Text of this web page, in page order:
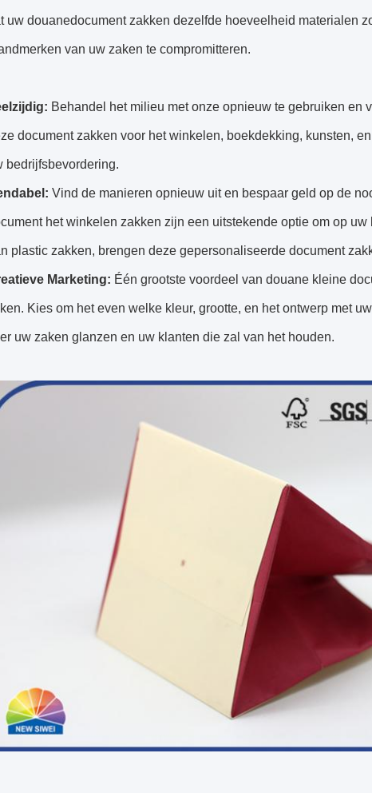
uw douanedocument zakken dezelfde hoeveelheid materialen
van uw zaken te compromitteren.
Behandel het milieu met onze opnieuw te gebruiken en
document zakken voor het winkelen, boekdekking, kunsten,
bedrijfsbevordering.
Vind de manieren opnieuw uit en bespaar geld op de
het winkelen zakken zijn een uitstekende optie om op
plastic zakken, brengen deze gepersonaliseerde document
Marketing: Één grootste voordeel van douane kleine
Kies om het even welke kleur, grootte, en het ontwerp met
uw zaken glanzen en uw klanten die zal van het houden.